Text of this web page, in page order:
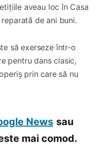
aveau loc în Casa
de ani buni.
să exerseze într-o
pentru dans clasic,
prin care să nu
News sau
mai comod.